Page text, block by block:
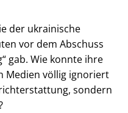
der ukrainische
vor dem Abschuss
gab. Wie konnte ihre
Medien völlig ignoriert
sondern